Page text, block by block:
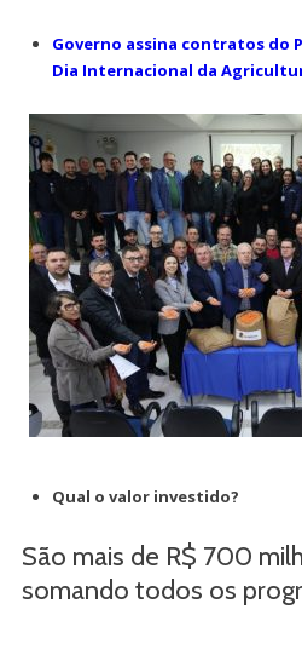
Governo assina contratos do
Dia Internacional da
Qual o valor investido?
São mais de R$ 700
somando todos os